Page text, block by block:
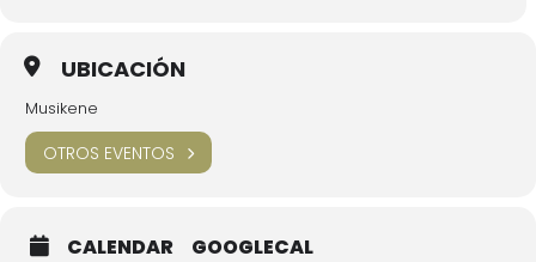
UBICACIÓN
Musikene
OTROS EVENTOS
CALENDAR GOOGLECAL